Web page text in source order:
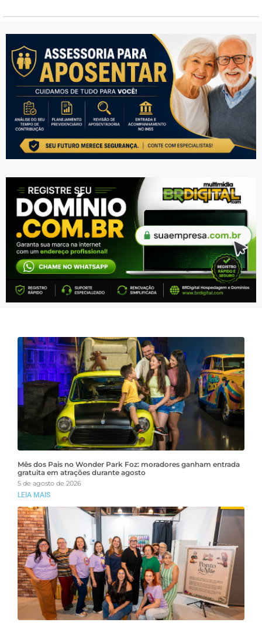
Mês dos Pais no Wonder Park Foz: moradores ganham entrada
gratuita em atrações durante agosto
5 de agosto de 2026
LEIA MAIS